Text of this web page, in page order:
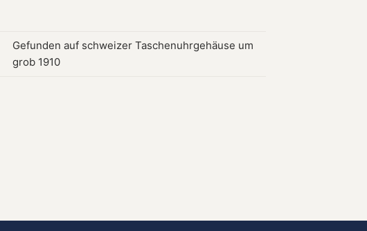
Gefunden auf schweizer Taschenuhrgehäuse um
grob 1910